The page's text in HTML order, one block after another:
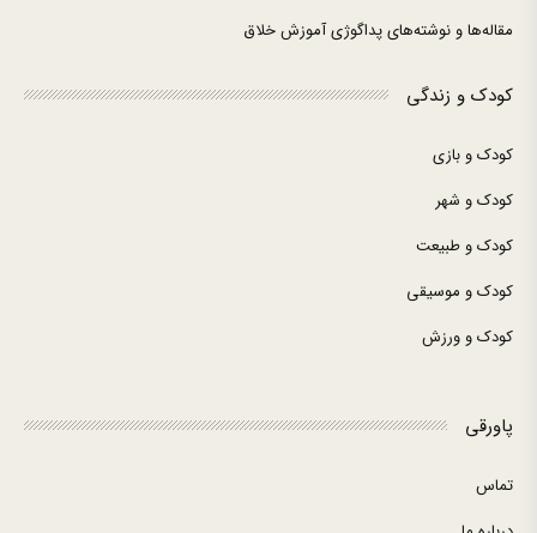
مقاله‌ها و نوشته‌های پداگوژی آموزش خلاق
کودک و زندگی
کودک و بازی
کودک و شهر
کودک و طبیعت
کودک و موسیقی
کودک و ورزش
پاورقی
تماس